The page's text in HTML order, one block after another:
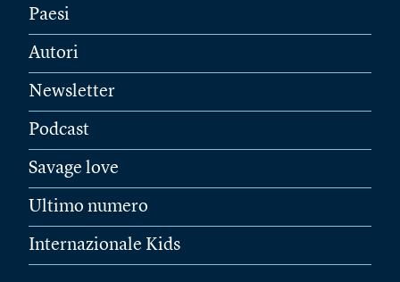
Paesi
Autori
Newsletter
Podcast
Savage love
Ultimo numero
Internazionale Kids